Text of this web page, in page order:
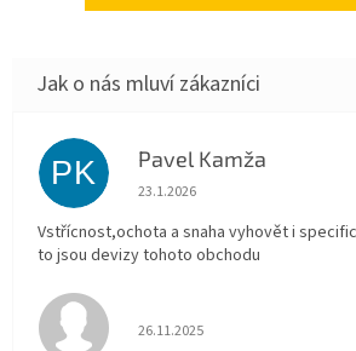
PK Pavel Kamža
Hodnocení obchodu je 5 z 5
23.1.2026
Vstřícnost,ochota a snaha vyhovět i
to jsou devizy tohoto obchodu
Hodnocení obchodu je 5 z 5
26.11.2025